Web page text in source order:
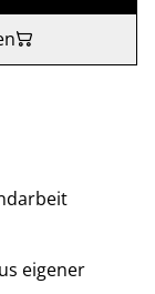
eigener